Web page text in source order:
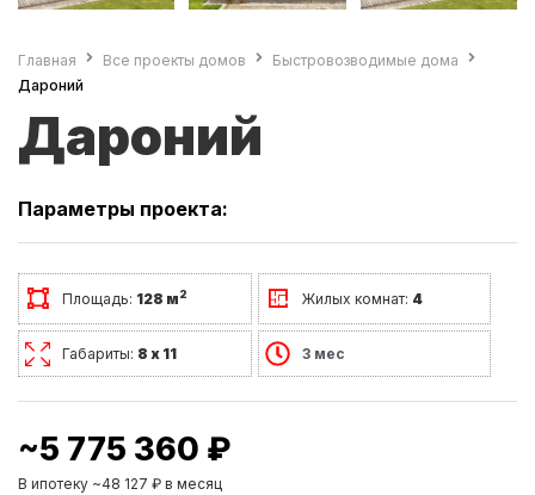
Главная Все проекты домов
Быстровозводимые дома
Дароний
Дароний
Параметры проекта:
Площадь: 128 м2 Жилых комнат: 4
Габариты: 8 х 11 3 мес
~5 775 360 ₽
В ипотеку ~48 127 ₽ в месяц